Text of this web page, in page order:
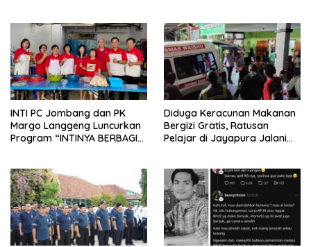
INTI PC Jombang dan PK
Margo Langgeng Luncurkan
Program “INTINYA BERBAGI”,
Diduga Keracunan Makanan
Bergizi Gratis, Ratusan
Pelajar di Jayapura Jalani